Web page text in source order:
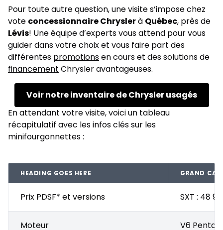
Pour toute autre question, une visite s’impose chez
vote concessionnaire Chryslerà Québec, près de
Lévis! Une équipe d’experts vous attend pour vous
guider dans votre choix et vous faire part des
différentes promotionsen cours et des solutions de
financement Chrysler avantageuses.
Voir notre inventaire de Chrysler usagés
En attendant votre visite, voici un tableau
récapitulatif avec les infos clés sur les
minifourgonnettes :
HEADING GOES HERE GRAND
Prix PDSF* et versions SXT : 48
Moteur V6